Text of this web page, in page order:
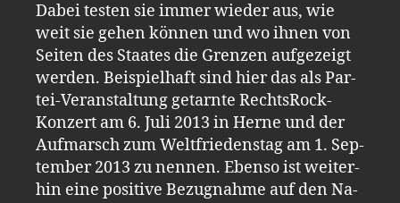
Dabei tes­ten sie immer wie­der aus, wie
weit sie gehen kön­nen und wo ihnen von
Sei­ten des Staa­tes die Gren­zen auf­ge­zeigt
wer­den. Bei­spiel­haft sind hier das als Par­
tei-​Ver­an­stal­tung ge­tarn­te Rechts­Rock-​
Kon­zert am 6. Juli 2013 in Herne und der
Auf­marsch zum Welt­frie­dens­tag am 1. Sep­
tem­ber 2013 zu nen­nen. Eben­so ist wei­ter­
hin eine po­si­ti­ve Be­zug­nah­me auf den Na­